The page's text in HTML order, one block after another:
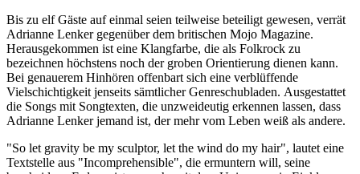
Bis zu elf Gäste auf einmal seien teilweise beteiligt gewesen, verrät
Adrianne Lenker gegenüber dem britischen Mojo Magazine.
Herausgekommen ist eine Klangfarbe, die als Folkrock zu
bezeichnen höchstens noch der groben Orientierung dienen kann.
Bei genauerem Hinhören offenbart sich eine verblüffende
Vielschichtigkeit jenseits sämtlicher Genreschubladen. Ausgestattet
die Songs mit Songtexten, die unzweideutig erkennen lassen, dass
Adrianne Lenker jemand ist, der mehr vom Leben weiß als andere.
"So let gravity be my sculptor, let the wind do my hair", lautet eine
Textstelle aus "Incomprehensible", die ermuntern will, seine